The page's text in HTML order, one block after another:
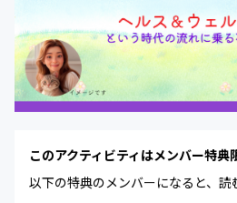
このアクティビティはメンバー特典
以下の特典のメンバーになると、読